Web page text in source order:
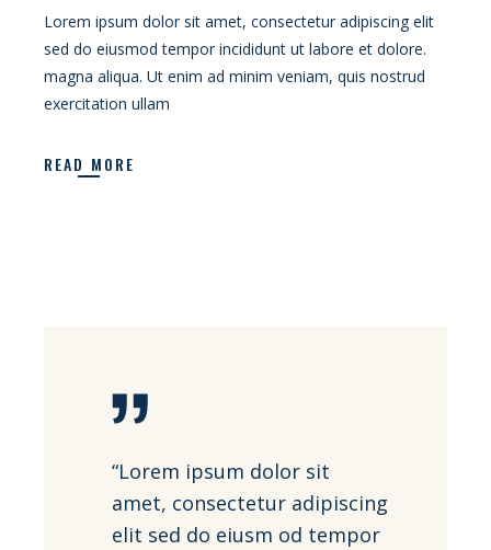
Lorem ipsum dolor sit amet, consectetur adipiscing elit
sed do eiusmod tempor incididunt ut labore et dolore.
magna aliqua. Ut enim ad minim veniam, quis nostrud
exercitation ullam
READ MORE
“Lorem ipsum dolor sit
amet, consectetur adipiscing
elit sed do eiusm od tempor